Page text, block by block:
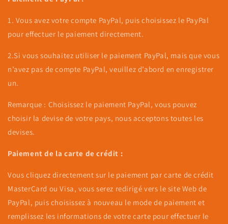
1. Vous avez votre compte PayPal, puis choisissez le PayPal
pour effectuer le paiement directement.
2.Si vous souhaitez utiliser le paiement PayPal, mais que vous
n’avez pas de compte PayPal, veuillez d’abord en enregistrer
un.
Remarque : Choisissez le paiement PayPal, vous pouvez
choisir la devise de votre pays, nous acceptons toutes les
devises.
Paiement de la carte de crédit :
Vous cliquez directement sur le paiement par carte de crédit
MasterCard ou Visa, vous serez redirigé vers le site Web de
PayPal, puis choisissez à nouveau le mode de paiement et
remplissez les informations de votre carte pour effectuer le